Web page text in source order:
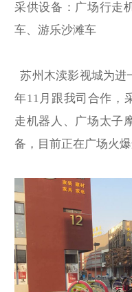
采供设备：广场行走
车、游乐沙滩车
苏州木渎影视城为进
年11月跟我司合作，
走机器人、广场太子
备，目前正在广场火爆